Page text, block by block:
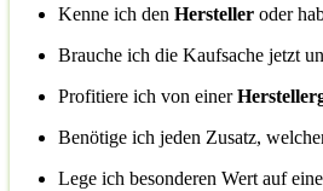
Kenne ich den Hersteller oder
Brauche ich die Kaufsache jetzt
Profitiere ich von einer
Benötige ich jeden Zusatz,
Lege ich besonderen Wert auf